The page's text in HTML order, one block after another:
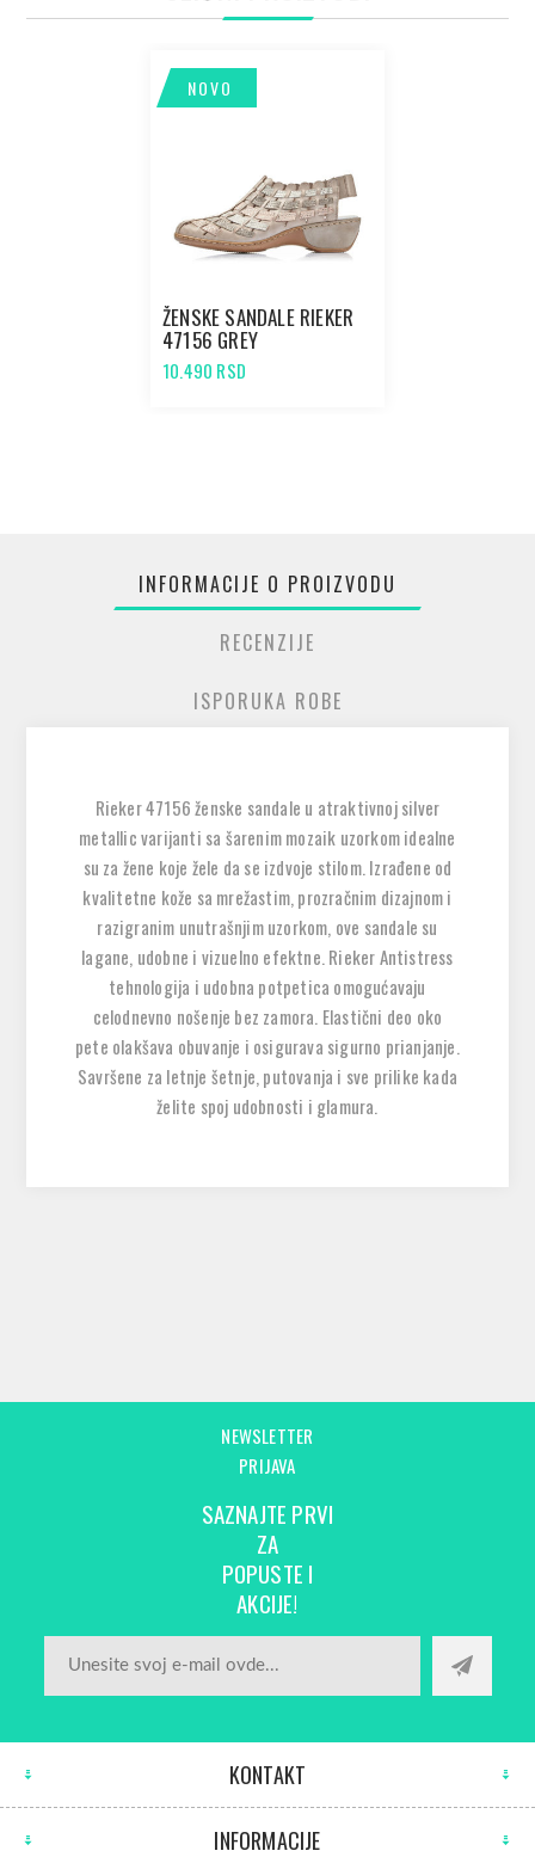
NOVO
ŽENSKE SANDALE RIEKER
47156 GREY
10.490 RSD
INFORMACIJE O PROIZVODU
RECENZIJE
ISPORUKA ROBE
Rieker 47156 ženske sandale u atraktivnojsilver
metallicvarijanti sa šarenim mozaik uzorkom idealne
su za žene koje žele da se izdvoje stilom. Izrađene od
kvalitetne kože sa mrežastim, prozračnim dizajnom i
razigranim unutrašnjim uzorkom, ove sandale su
lagane, udobne i vizuelno efektne. Rieker Antistress
tehnologija i udobna potpetica omogućavaju
celodnevno nošenje bez zamora. Elastični deo oko
pete olakšava obuvanje i osigurava sigurno prianjanje.
Savršene za letnje šetnje, putovanja i sve prilike kada
želite spoj udobnosti i glamura.
NEWSLETTER
PRIJAVA
SAZNAJTE PRVI
ZA
POPUSTE I
AKCIJE!
KONTAKT
INFORMACIJE